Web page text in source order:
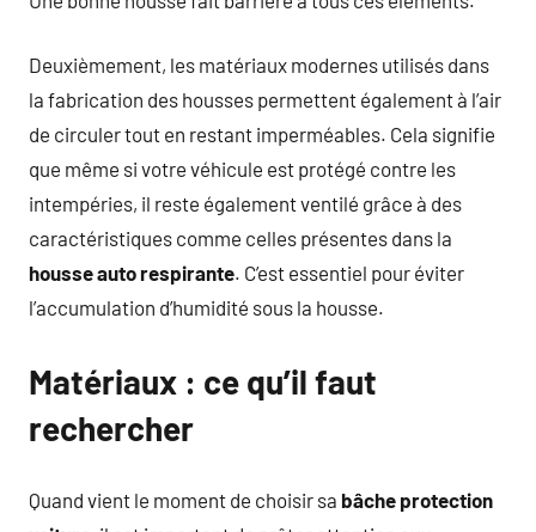
Deuxièmement, les matériaux modernes utilisés dans
la fabrication des housses permettent également à l’air
de circuler tout en restant imperméables. Cela signifie
que même si votre véhicule est protégé contre les
intempéries, il reste également ventilé grâce à des
caractéristiques comme celles présentes dans la
housse auto respirante. C’est essentiel pour éviter
l’accumulation d’humidité sous la housse.
Matériaux : ce qu’il faut
rechercher
Quand vient le moment de choisir sa bâche protection